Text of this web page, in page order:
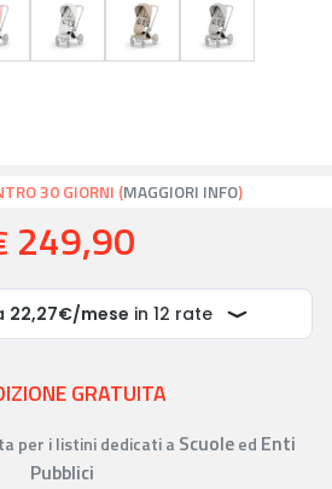
30 GIORNI (MAGGIORI INFO)
249,90
GRATUITA
per i listini dedicati a Scuoleed Enti
Pubblici